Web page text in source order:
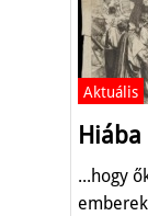
Aktuális
...hogy